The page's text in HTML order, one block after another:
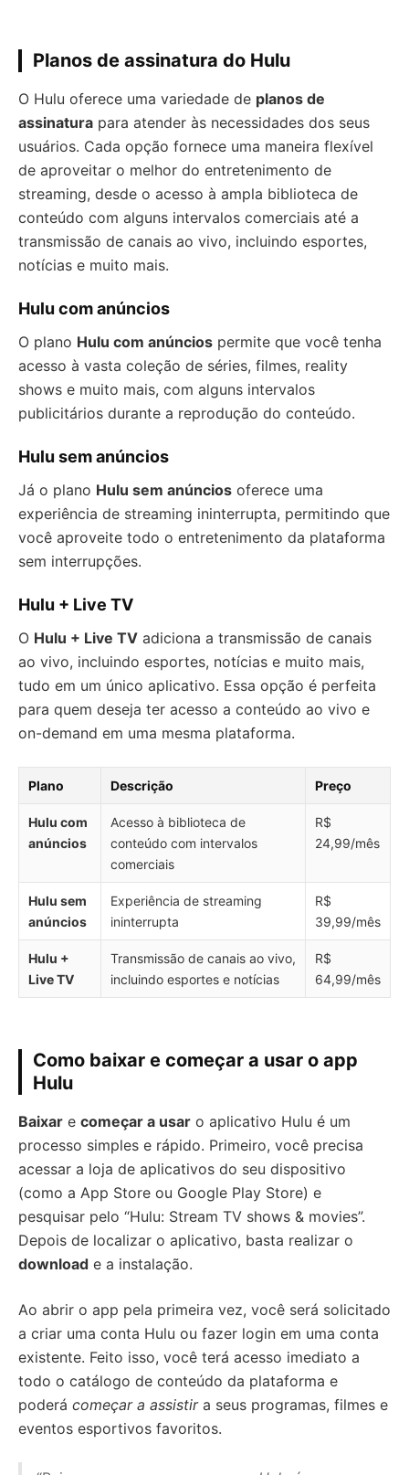
Planos de assinatura do Hulu
O Hulu oferece uma variedade de planos de
assinatura para atender às necessidades dos seus
usuários. Cada opção fornece uma maneira flexível
de aproveitar o melhor do entretenimento de
streaming, desde o acesso à ampla biblioteca de
conteúdo com alguns intervalos comerciais até a
transmissão de canais ao vivo, incluindo esportes,
notícias e muito mais.
Hulu com anúncios
O plano Hulu com anúncios permite que você tenha
acesso à vasta coleção de séries, filmes, reality
shows e muito mais, com alguns intervalos
publicitários durante a reprodução do conteúdo.
Hulu sem anúncios
Já o plano Hulu sem anúncios oferece uma
experiência de streaming ininterrupta, permitindo que
você aproveite todo o entretenimento da plataforma
sem interrupções.
Hulu + Live TV
O Hulu + Live TV adiciona a transmissão de canais
ao vivo, incluindo esportes, notícias e muito mais,
tudo em um único aplicativo. Essa opção é perfeita
para quem deseja ter acesso a conteúdo ao vivo e
on-demand em uma mesma plataforma.
Plano Descrição Preço
Hulu com
anúncios
Acesso à biblioteca de
conteúdo com intervalos
comerciais
R$
24,99/mês
Hulu sem
anúncios
Experiência de streaming
ininterrupta
R$
39,99/mês
Hulu +
Live TV
Transmissão de canais ao vivo,
incluindo esportes e notícias
R$
64,99/mês
Como baixar e começar a usar o app
Hulu
Baixar e começar a usar o aplicativo Hulu é um
processo simples e rápido. Primeiro, você precisa
acessar a loja de aplicativos do seu dispositivo
(como a App Store ou Google Play Store) e
pesquisar pelo “Hulu: Stream TV shows & movies”.
Depois de localizar o aplicativo, basta realizar o
download e a instalação.
Ao abrir o app pela primeira vez, você será solicitado
a criar uma conta Hulu ou fazer login em uma conta
existente. Feito isso, você terá acesso imediato a
todo o catálogo de conteúdo da plataforma e
poderá começar a assistira seus programas, filmes e
eventos esportivos favoritos.